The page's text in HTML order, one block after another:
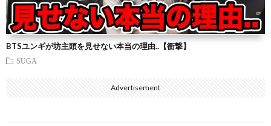
BTSユンギが坊主頭を見せない本当の理由..【衝撃】
SUGA
Advertisement